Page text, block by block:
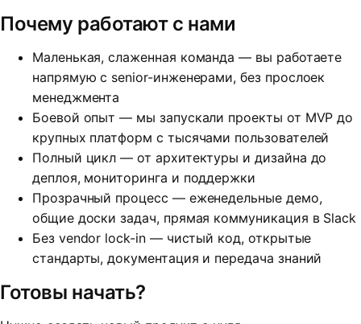
Почему работают с нами
Маленькая, слаженная команда — вы работаете
напрямую с senior-инженерами, без прослоек
менеджмента
Боевой опыт — мы запускали проекты от MVP до
крупных платформ с тысячами пользователей
Полный цикл — от архитектуры и дизайна до
деплоя, мониторинга и поддержки
Прозрачный процесс — еженедельные демо,
общие доски задач, прямая коммуникация в Slack
Без vendor lock-in — чистый код, открытые
стандарты, документация и передача знаний
Готовы начать?